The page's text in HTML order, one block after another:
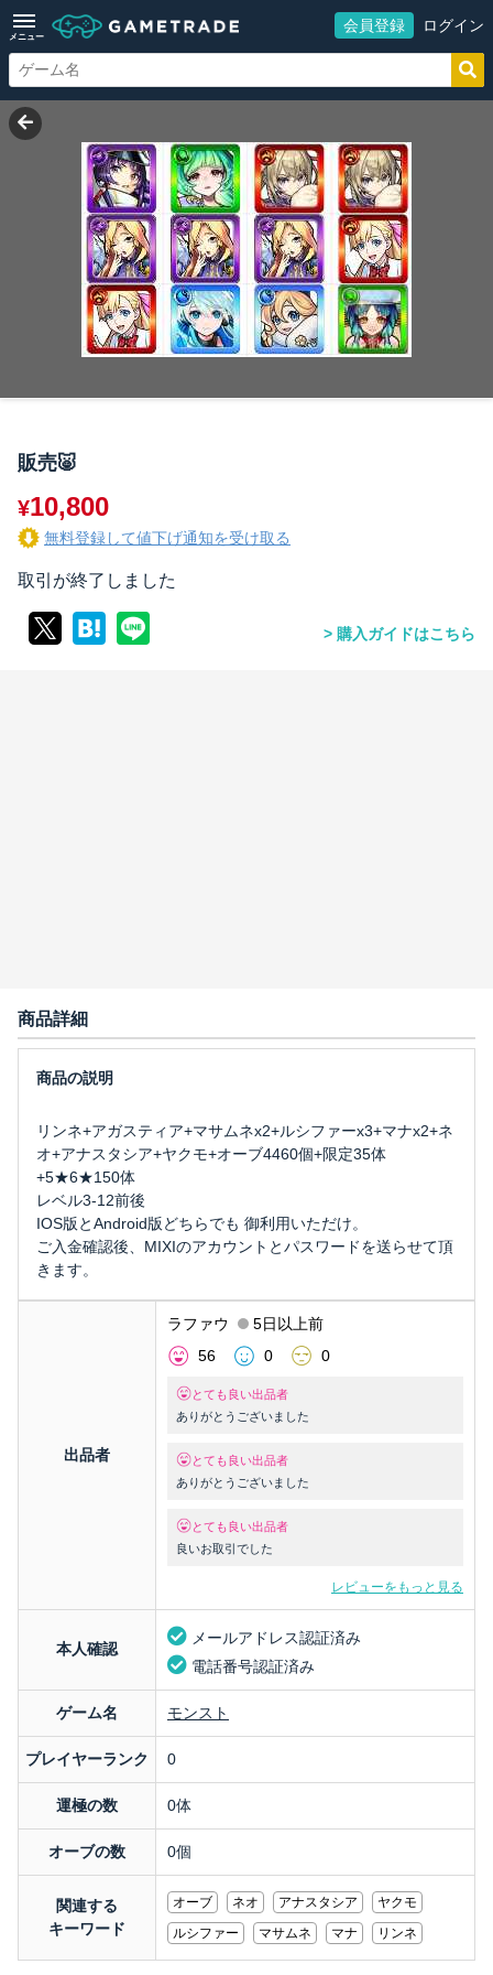
メニュー
会員登録 ログイン
販売🐷
¥10,800
無料登録して値下げ通知を受け取る
取引が終了しました
購入ガイドはこちら
商品詳細
リンネ+アガスティア+マサムネx2+ルシファーx3+マナx2+ネ
オ+アナスタシア+ヤクモ+オーブ4460個+限定35体
+5★6★150体
レベル3-12前後
IOS版とAndroid版どちらでも 御利用いただけ。
ご入金確認後、MIXIのアカウントとパスワードを送らせて頂
きます。
出品者
ラファウ
5日以上前
56
0 0
とても良い出品者
ありがとうございました
とても良い出品者
ありがとうございました
とても良い出品者
良いお取引でした
レビューをもっと見る
本人確認
メールアドレス認証済み
電話番号認証済み
ゲーム名 モンスト
プレイヤーランク 0
運極の数 0体
オーブの数 0個
関連する
キーワード
オーブ ネオ アナスタシア
ヤクモ
ルシファー
マサムネ マナ リンネ